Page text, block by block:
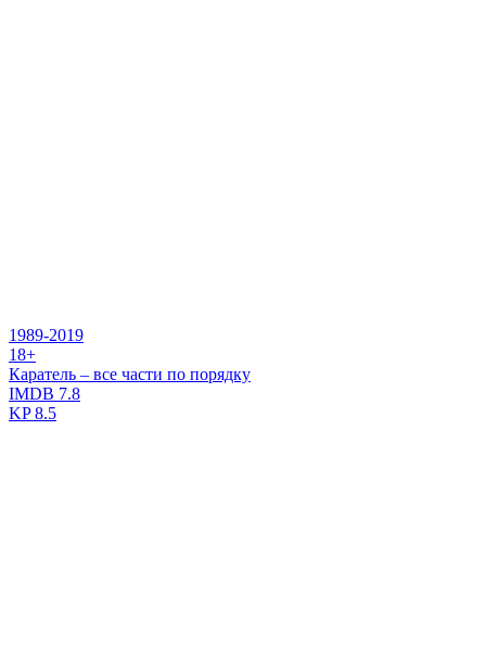
1989-2019
18+
Каратель – все части по порядку
IMDB 7.8
KP8.5